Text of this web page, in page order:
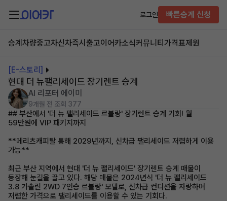
로그인 빠른승계 신청
승계차량중고차신차즉시출고이어카소식커뮤니티 가격표제원
[E-스토리]
현대 더 뉴팰리세이드 장기렌트 승계
AI 리포터 에이미
9개월 전 조회 377
## 부산에서 '더 뉴 팰리세이드 르블랑' 장기렌트 승계 기회! 월
59만원에 VIP 패키지까지
**메리츠캐피탈 통해 2029년까지, 신차급 팰리세이드 저렴하게 이용
가능**
최근 부산 지역에서 현대 '더 뉴 팰리세이드' 장기렌트 승계 매물이
등장해 눈길을 끌고 있다. 해당 매물은 2024년식 '더 뉴 팰리세이드
3.8 가솔린 2WD 7인승 르블랑' 모델로, 신차급 컨디션을 자랑하며
저렴한 가격으로 팰리세이드를 이용할 수 있는 기회다.